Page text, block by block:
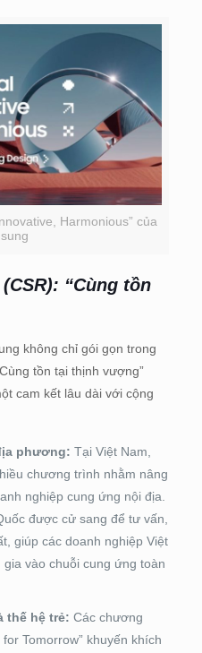
Harmonious” của
“Cùng tồn
không chỉ gói gọn trong
tồn tại thịnh vượng”
cam kết lâu dài với cộng
phương: Tại Việt Nam,
chương trình nhằm nâng
nghiệp cung ứng nội địa.
được cử sang để tư vấn,
giúp các doanh nghiệp Việt
vào chuỗi cung ứng toàn
thế hệ trẻ: Các chương
Tomorrow” khuyến khích